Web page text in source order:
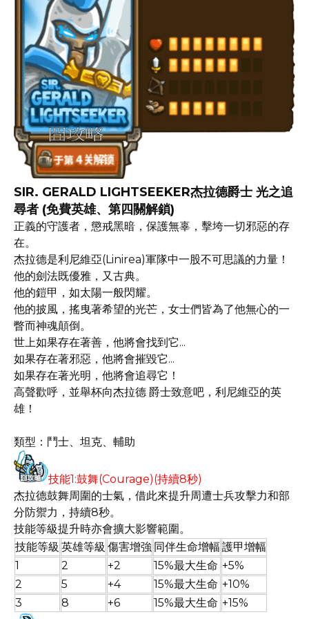
SIR. GERALD LIGHTSEEKER杰拉德爵士 光之追
尋者 (免費英雄、第四關解鎖)
正義的守護者，懲戒黑暗，保護無辜，擊垮一切邪惡的存
在。
杰拉德是利尼維亞(Linirea)軍隊中一股不可思議的力量！
他的劍法既優雅，又古典。
他的鎧甲，如太陽一般閃耀。
他的披風，搖曳著希望的光芒，女士們皆為了他無心的一
瞥而神魂顛倒。
世上如果存在著善，他將會找到它...
如果存在著邪惡，他將會摧毀它...
如果存在著光明，他將會追尋它！
高聲歡呼，並舉杯向杰拉德 爵士致意吧，利尼維亞的英
雄！
類型：鬥士、坦克、輔助
技能1:鼓舞(Courage)(持續8秒)
杰拉德鼓舞周圍的士氣，借此來提升周遭士兵攻擊力和部
分防禦力，持續8秒。
技能等級提升時亦會擴大影響範圍。
技能等級 英雄等級 傷害增強 同伴生命增幅 護甲增幅
1
2 +2 15%最大生命 +5%
2
5 +4 15%最大生命 +10%
3
8 +6 15%最大生命 +15%